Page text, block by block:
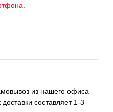
из нашего офиса
составляет 1-3